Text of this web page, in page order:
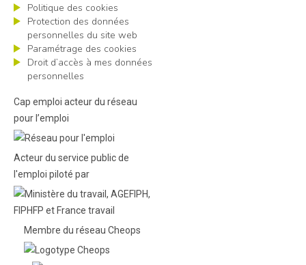
Politique des cookies
Protection des données
personnelles du site web
Paramétrage des cookies
Droit d’accès à mes données
personnelles
Cap emploi acteur du réseau
pour l’emploi
Acteur du service public de
l'emploi piloté par
Membre du réseau Cheops